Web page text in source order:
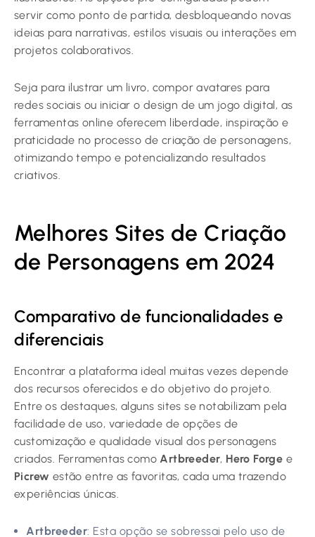
servir como ponto de partida, desbloqueando novas
ideias para narrativas, estilos visuais ou interações em
projetos colaborativos.
Seja para ilustrar um livro, compor avatares para
redes sociais ou iniciar o design de um jogo digital, as
ferramentas online oferecem liberdade, inspiração e
praticidade no processo de criação de personagens,
otimizando tempo e potencializando resultados
criativos.
Melhores Sites de Criação
de Personagens em 2024
Comparativo de funcionalidades e
diferenciais
Encontrar a plataforma ideal muitas vezes depende
dos recursos oferecidos e do objetivo do projeto.
Entre os destaques, alguns sites se notabilizam pela
facilidade de uso, variedade de opções de
customização e qualidade visual dos personagens
criados. Ferramentas comoArtbreeder, Hero Forge e
Picrew estão entre as favoritas, cada uma trazendo
experiências únicas.
Artbreeder: Esta opção se sobressai pelo uso de